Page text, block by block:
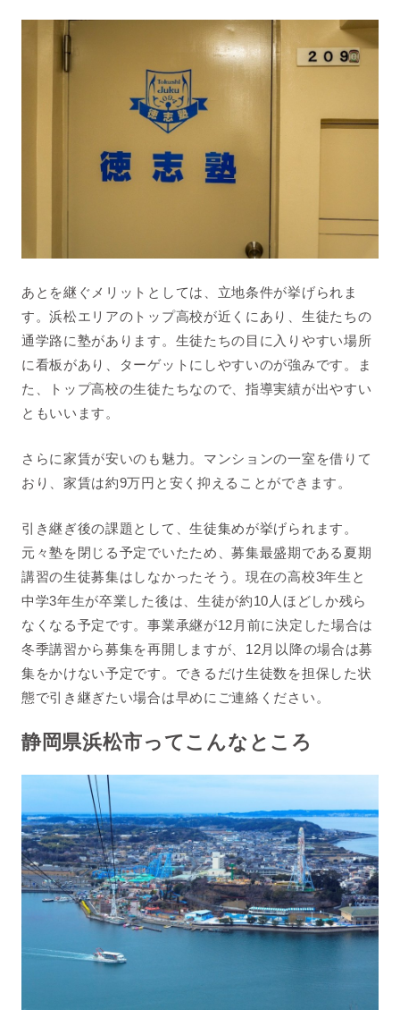
あとを継ぐメリットとしては、立地条件が挙げられま
す。浜松エリアのトップ高校が近くにあり、生徒たちの
通学路に塾があります。生徒たちの目に入りやすい場所
に看板があり、ターゲットにしやすいのが強みです。ま
た、トップ高校の生徒たちなので、指導実績が出やすい
ともいいます。
さらに家賃が安いのも魅力。マンションの一室を借りて
おり、家賃は約9万円と安く抑えることができます。
引き継ぎ後の課題として、生徒集めが挙げられます。
元々塾を閉じる予定でいたため、募集最盛期である夏期
講習の生徒募集はしなかったそう。現在の高校3年生と
中学3年生が卒業した後は、生徒が約10人ほどしか残ら
なくなる予定です。事業承継が12月前に決定した場合は
冬季講習から募集を再開しますが、12月以降の場合は募
集をかけない予定です。できるだけ生徒数を担保した状
態で引き継ぎたい場合は早めにご連絡ください。
静岡県浜松市ってこんなところ